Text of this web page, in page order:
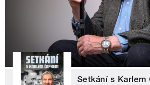
Setkání s Karlem